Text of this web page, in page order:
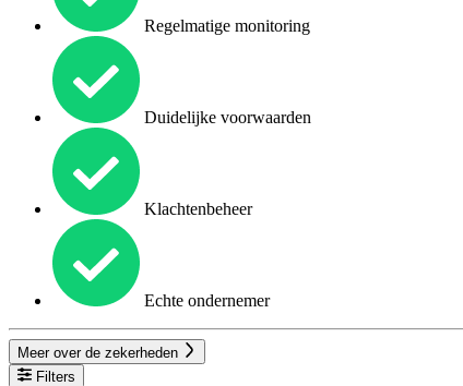
Regelmatige monitoring
Duidelijke voorwaarden
Klachtenbeheer
Echte ondernemer
Meer over de zekerheden
Filters